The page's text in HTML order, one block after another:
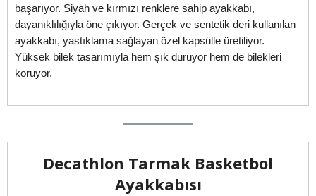
başarıyor. Siyah ve kırmızı renklere sahip ayakkabı,
dayanıklılığıyla öne çıkıyor. Gerçek ve sentetik deri kullanılan
ayakkabı, yastıklama sağlayan özel kapsülle üretiliyor.
Yüksek bilek tasarımıyla hem şık duruyor hem de bilekleri
koruyor.
Decathlon Tarmak Basketbol
Ayakkabısı